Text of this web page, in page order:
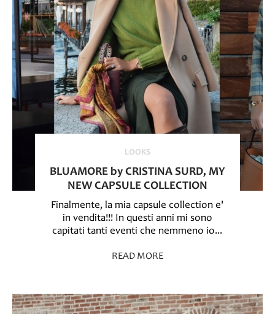
LOOKS
BLUAMORE by CRISTINA SURD, MY
NEW CAPSULE COLLECTION
Finalmente, la mia capsule collection e'
in vendita!!! In questi anni mi sono
capitati tanti eventi che nemmeno io...
READ MORE